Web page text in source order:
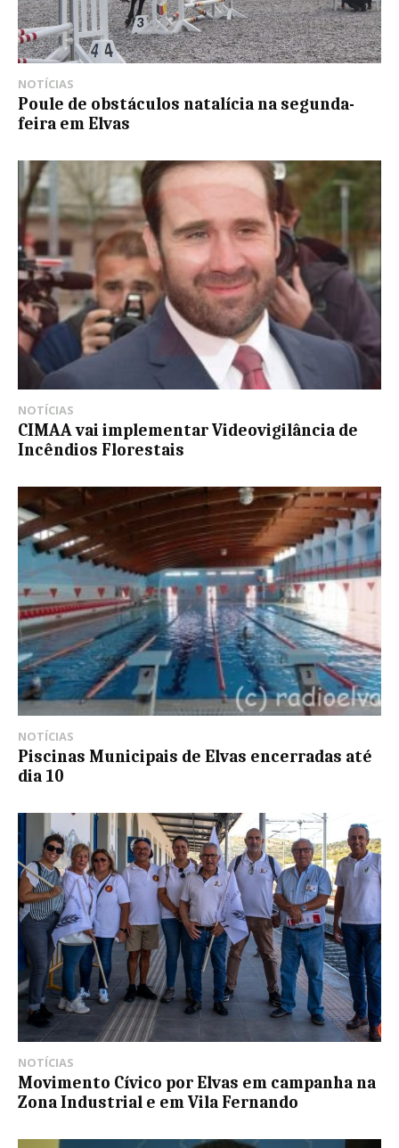
NOTÍCIAS
Poule de obstáculos natalícia na segunda-
feira em Elvas
NOTÍCIAS
CIMAA vai implementar Videovigilância de
Incêndios Florestais
NOTÍCIAS
Piscinas Municipais de Elvas encerradas até
dia 10
NOTÍCIAS
Movimento Cívico por Elvas em campanha na
Zona Industrial e em Vila Fernando